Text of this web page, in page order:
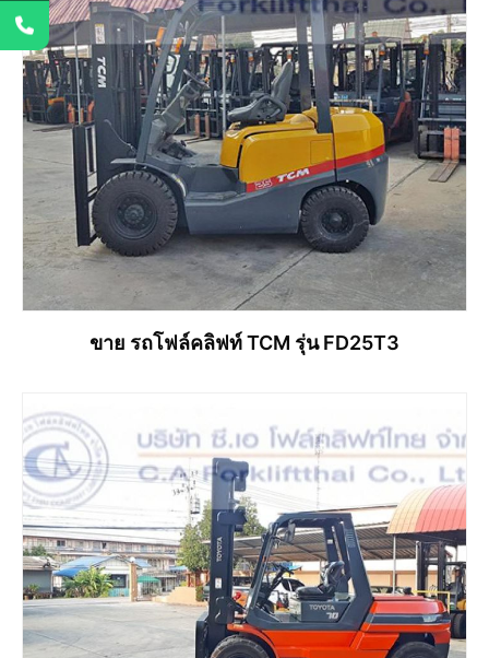
ขาย รถโฟล์คลิฟท์ TCM รุ่น FD25T3
อ่านเพิ่ม